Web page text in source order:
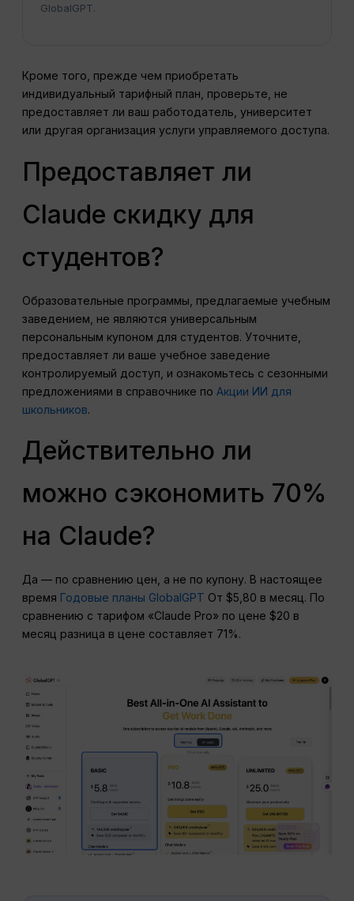
GlobalGPT.
Кроме того, прежде чем приобретать
индивидуальный тарифный план, проверьте, не
предоставляет ли ваш работодатель, университет
или другая организация услуги управляемого доступа.
Предоставляет ли
Claude скидку для
студентов?
Образовательные программы, предлагаемые учебным
заведением, не являются универсальным
персональным купоном для студентов. Уточните,
предоставляет ли ваше учебное заведение
контролируемый доступ, и ознакомьтесь с сезонными
предложениями в справочнике поАкции ИИ для
школьников.
Действительно ли
можно сэкономить 70%
на Claude?
Да — по сравнению цен, а не по купону. В настоящее
время Годовые планы GlobalGPT От $5,80 в месяц. По
сравнению с тарифом «Claude Pro» по цене $20 в
месяц разница в цене составляет 71%.